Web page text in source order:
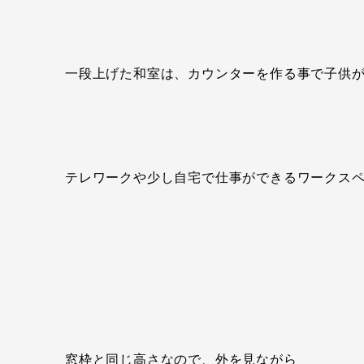
一段上げた和室は、カウンターを作る事で子供
テレワークや少し自宅で仕事ができるワークスペ
窓枠と同じ高さなので、外を見ながら